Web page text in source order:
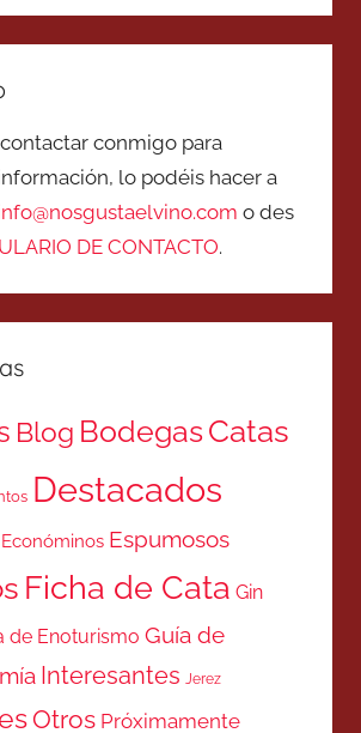
conmigo para
lo podéis hacer a
o des
DE CONTACTO.
Blog BodegasCatas
Destacados
Económinos Espumosos
Ficha de Cata Gin
de Enoturismo Guía de
Interesantes Jerez
Otros Próximamente